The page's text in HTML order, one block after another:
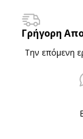
Γρήγορη
Την επόμενη